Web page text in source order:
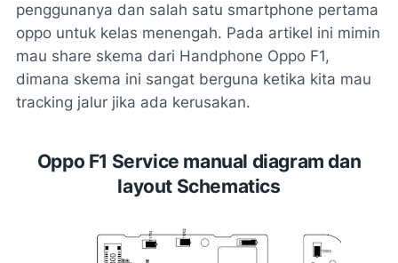
penggunanya dan salah satu smartphone pertama
oppo untuk kelas menengah. Pada artikel ini mimin
mau share skema dari Handphone Oppo F1,
dimana skema ini sangat berguna ketika kita mau
tracking jalur jika ada kerusakan.
Oppo F1 Service manual diagram dan
layout Schematics